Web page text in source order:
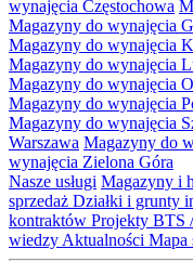
wynajęcia Częstochowa
Magazyny do wynajęcia
Magazyny do wynajęcia
Magazyny do wynajęcia
Magazyny do wynajęcia
Magazyny do wynajęcia
Magazyny do wynajęcia
Warszawa Magazyny do
wynajęcia Zielona Góra
Nasze usługi Magazyny i
sprzedaż Działki i grunty
kontraktów Projekty BTS
wiedzy Aktualności Mapa